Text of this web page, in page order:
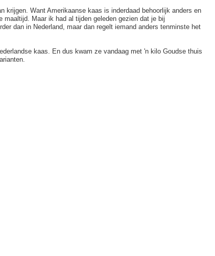
Want Amerikaanse kaas is inderdaad behoorlijk anders en
Maar ik had al tijden geleden gezien dat je bij
dan in Nederland, maar dan regelt iemand anders tenminste het
kaas. En dus kwam ze vandaag met 'n kilo Goudse thuis